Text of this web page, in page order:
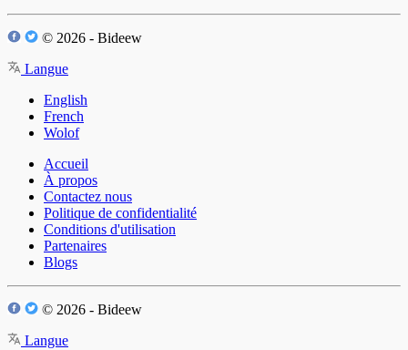
© 2026 - Bideew
Langue
English
French
Wolof
Accueil
À propos
Contactez nous
Politique de confidentialité
Conditions d'utilisation
Partenaires
Blogs
© 2026 - Bideew
Langue